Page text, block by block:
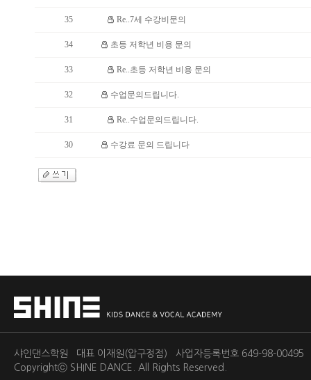
35 Re..7세 수강비문의
34 초등 저학년 비용 문의
33 Re..초등 저학년 비용 문의
32 수업문의드립니다.
31 Re..수업문의드립니다.
30 수강료 문의 드립니다
샤인댄스학원 대표 이재원(압구정점) 사업자등록번호 649-98-
Copyrightⓒ SHINE DANCE. All Rights Reserved.